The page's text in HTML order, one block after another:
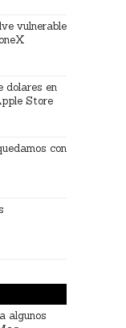
vulnerable
dolares en
Store
con
algunos